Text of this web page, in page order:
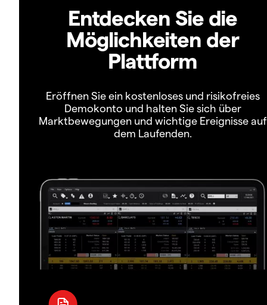
Entdecken Sie die
Möglichkeiten der
Plattform
Eröffnen Sie ein kostenloses und risikofreies
Demokonto und halten Sie sich über
Marktbewegungen und wichtige Ereignisse auf
dem Laufenden.